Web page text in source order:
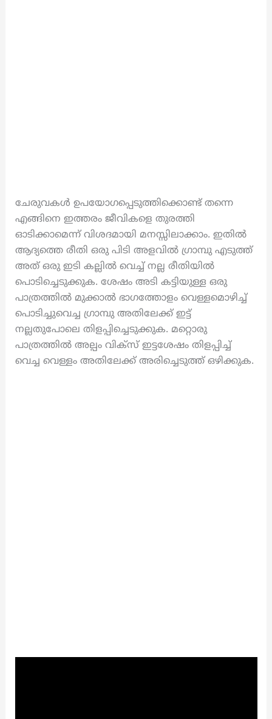
ചേരുവകൾ ഉപയോഗപ്പെടുത്തിക്കൊണ്ട് തന്നെ
എങ്ങിനെ ഇത്തരം ജീവികളെ തുരത്തി
ഓടിക്കാമെന്ന് വിശദമായി മനസ്സിലാക്കാം. ഇതിൽ
ആദ്യത്തെ രീതി ഒരു പിടി അളവിൽ ഗ്രാമ്പു എടുത്ത്
അത് ഒരു ഇടി കല്ലിൽ വെച്ച് നല്ല രീതിയിൽ
പൊടിച്ചെടുക്കുക. ശേഷം അടി കട്ടിയുള്ള ഒരു
പാത്രത്തിൽ മുക്കാൽ ഭാഗത്തോളം വെള്ളമൊഴിച്ച്
പൊടിച്ചുവെച്ച ഗ്രാമ്പു അതിലേക്ക് ഇട്ട്
നല്ലതുപോലെ തിളപ്പിച്ചെടുക്കുക. മറ്റൊരു
പാത്രത്തിൽ അല്പം വിക്സ് ഇട്ടശേഷം തിളപ്പിച്ച്
വെച്ച വെള്ളം അതിലേക്ക് അരിച്ചെടുത്ത് ഒഴിക്കുക.